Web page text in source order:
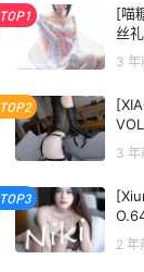
TOP1
[喵
丝
3 年
TOP2
MB]
3 年
TOP3
2 年